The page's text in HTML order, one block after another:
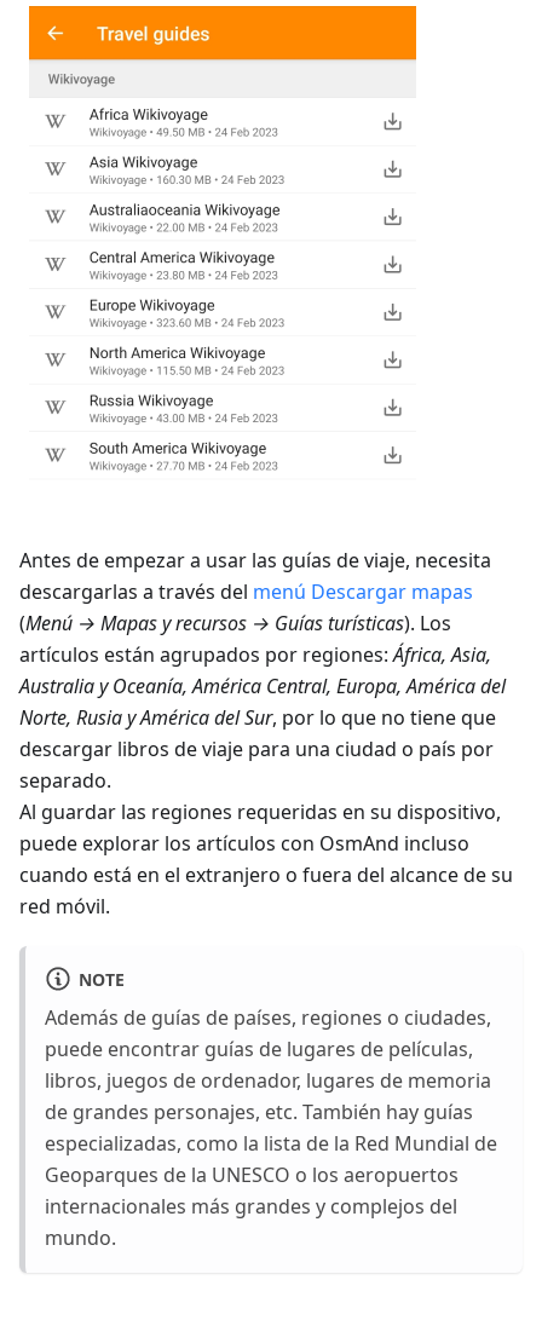
Antes de empezar a usar las guías de viaje, necesita
descargarlas a través del menú Descargar mapas
(Menú → Mapas y recursos → Guías turísticas). Los
artículos están agrupados por regiones:África, Asia,
Australia y Oceanía, América Central, Europa, América del
Norte, Rusia y América del Sur, por lo que no tiene que
descargar libros de viaje para una ciudad o país por
separado.
Al guardar las regiones requeridas en su dispositivo,
puede explorar los artículos con OsmAnd incluso
cuando está en el extranjero o fuera del alcance de su
red móvil.
NOTE
Además de guías de países, regiones o ciudades,
puede encontrar guías de lugares de películas,
libros, juegos de ordenador, lugares de memoria
de grandes personajes, etc. También hay guías
especializadas, como la lista de la Red Mundial de
Geoparques de la UNESCO o los aeropuertos
internacionales más grandes y complejos del
mundo.